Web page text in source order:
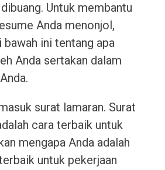
Untuk membantu
Anda menonjol,
ini tentang apa
Anda sertakan dalam
surat lamaran. Surat
cara terbaik untuk
mengapa Anda adalah
untuk pekerjaan